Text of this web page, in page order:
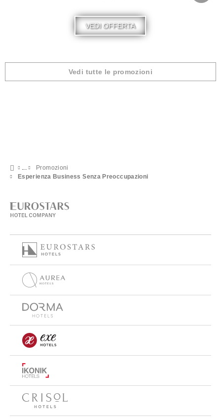
VEDI OFFERTA
Vedi tutte le promozioni
Promozioni
Esperienza Business Senza Preoccupazioni